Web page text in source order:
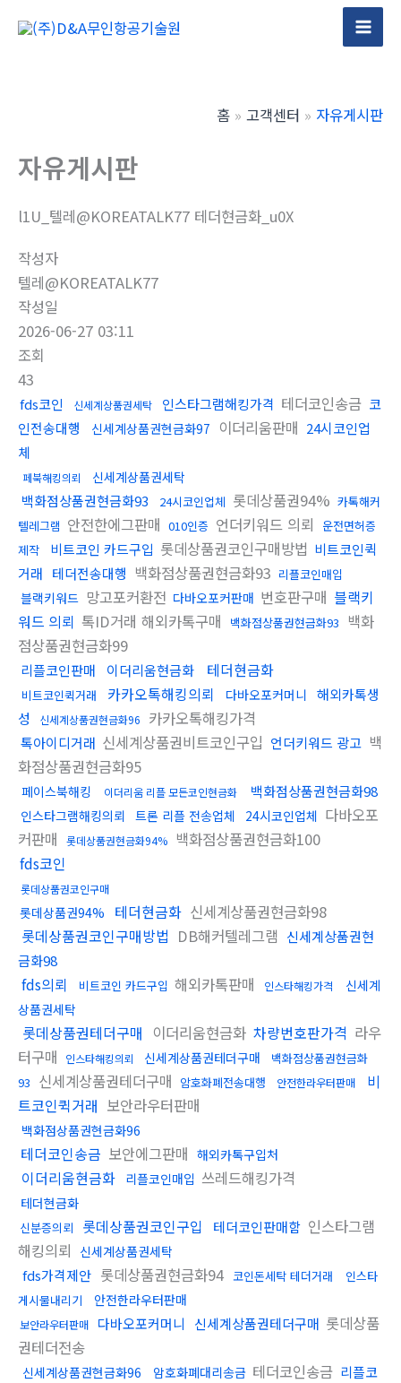
Main
홈 고객센터 자유게시판
자유게시판
l1U_텔레@KOREATALK77 테더현금화_u0X
작성자
텔레@KOREATALK77
작성일
2026-06-27 03:11
조회
43
fds코인 신세계상품권세탁 인스타그램해킹가격 테더코인송금 코
인전송대행
신세계상품권현금화97 이더리움판매 24시코인업
체
페북해킹의뢰 신세계상품권세탁
백화점상품권현금화93 24시코인업체 롯데상품권94% 카톡해커
텔레그램 안전한에그판매 010인증 언더키워드 의뢰
운전면허증
제작
비트코인 카드구입 롯데상품권코인구매방법 비트코인퀵
거래 테더전송대행 백화점상품권현금화93 리플코인매입
블랙키워드 망고포커환전 다바오포커판매 번호판구매 블랙키
워드 의뢰 톡ID거래 해외카톡구매 백화점상품권현금화93
백화
점상품권현금화99
리플코인판매 이더리움현금화 테더현금화
비트코인퀵거래 카카오톡해킹의뢰 다바오포커머니 해외카톡생
성
신세계상품권현금화96 카카오톡해킹가격
톡아이디거래 신세계상품권비트코인구입 언더키워드 광고 백
화점상품권현금화95
페이스북해킹 이더리움 리플 모든코인현금화 백화점상품권현금화98
인스타그램해킹의뢰 트론 리플 전송업체 24시코인업체 다바오포
커판매
롯데상품권현금화94%
백화점상품권현금화100
fds코인
롯데상품권코인구매
롯데상품권94% 테더현금화 신세계상품권현금화98
롯데상품권코인구매방법 DB해커텔레그램 신세계상품권현
금화98
fds의뢰 비트코인 카드구입 해외카톡판매 인스타해킹가격
신세계
상품권세탁
롯데상품권테더구매 이더리움현금화 차량번호판가격 라우
터구매
인스타해킹의뢰 신세계상품권테더구매
백화점상품권현금화
93 신세계상품권테더구매 암호화폐전송대행 안전한라우터판매
비
트코인퀵거래 보안라우터판매
백화점상품권현금화96
테더코인송금 보안에그판매 해외카톡구입처
이더리움현금화 리플코인매입 쓰레드해킹가격
테더현금화
신분증의뢰 롯데상품권코인구입 테더코인판매함 인스타그램
해킹의뢰 신세계상품권세탁
fds가격제안 롯데상품권현금화94 코인돈세탁 테더거래
인스타
게시물내리기
안전한라우터판매
보안라우터판매 다바오포커머니 신세계상품권테더구매 롯데상품
권테더전송
신세계상품권현금화96 암호화폐대리송금 테더코인송금 리플코